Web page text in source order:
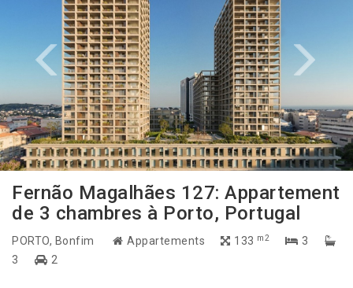
Fernão Magalhães 127: Appartement
de 3 chambres à Porto, Portugal
PORTO, Bonfim Appartements 133 m2
3
3
2